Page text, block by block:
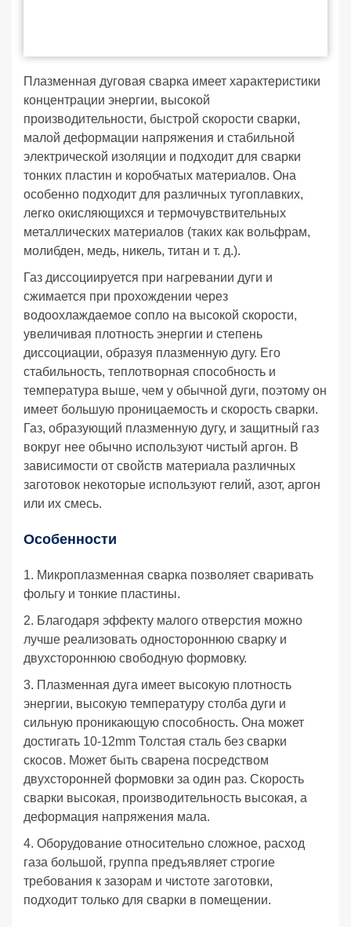
Плазменная дуговая сварка имеет характеристики
концентрации энергии, высокой
производительности, быстрой скорости сварки,
малой деформации напряжения и стабильной
электрической изоляции и подходит для сварки
тонких пластин и коробчатых материалов. Она
особенно подходит для различных тугоплавких,
легко окисляющихся и термочувствительных
металлических материалов (таких как вольфрам,
молибден, медь, никель, титан и т. д.).
Газ диссоциируется при нагревании дуги и
сжимается при прохождении через
водоохлаждаемое сопло на высокой скорости,
увеличивая плотность энергии и степень
диссоциации, образуя плазменную дугу. Его
стабильность, теплотворная способность и
температура выше, чем у обычной дуги, поэтому он
имеет большую проницаемость и скорость сварки.
Газ, образующий плазменную дугу, и защитный газ
вокруг нее обычно используют чистый аргон. В
зависимости от свойств материала различных
заготовок некоторые используют гелий, азот, аргон
или их смесь.
Особенности
1. Микроплазменная сварка позволяет сваривать
фольгу и тонкие пластины.
2. Благодаря эффекту малого отверстия можно
лучше реализовать одностороннюю сварку и
двухстороннюю свободную формовку.
3. Плазменная дуга имеет высокую плотность
энергии, высокую температуру столба дуги и
сильную проникающую способность. Она может
достигать 10-12mm Толстая сталь без сварки
скосов. Может быть сварена посредством
двухсторонней формовки за один раз. Скорость
сварки высокая, производительность высокая, а
деформация напряжения мала.
4. Оборудование относительно сложное, расход
газа большой, группа предъявляет строгие
требования к зазорам и чистоте заготовки,
подходит только для сварки в помещении.